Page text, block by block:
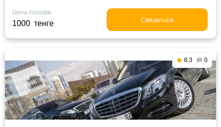
Цена посадки
1000 тенге Связаться
8.3 0